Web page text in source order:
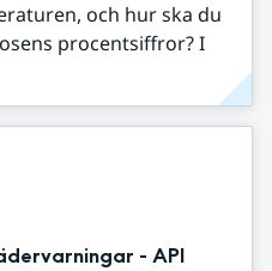
och hur ska du
procentsiffror? I
- API